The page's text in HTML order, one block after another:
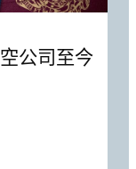
公司至今